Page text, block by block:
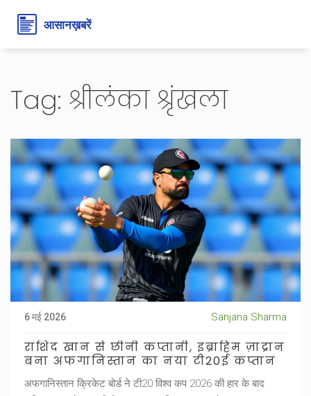
Tag: श्रीलंका श्रृंखला
6 मई 2026 Sanjana Sharma
राशिद खान से छीनी कप्तानी, इब्राहिम ज़ाद्रान
बना अफगानिस्तान का नया टी20ई कप्तान
अफगानिस्तान क्रिकेट बोर्ड ने टी20 विश्व कप 2026 की हार के बाद